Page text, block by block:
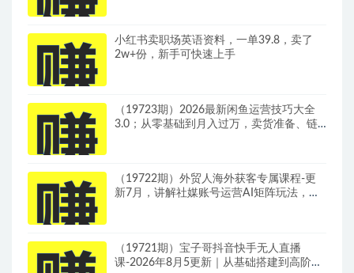
小红书卖职场英语资料，一单39.8，卖了
2w+份，新手可快速上手
（19723期）2026最新闲鱼运营技巧大全
3.0；从零基础到月入过万，卖货准备、链
（19722期）外贸人海外获客专属课程-更
新7月，讲解社媒账号运营AI矩阵玩法，，
（19721期）宝子哥抖音快手无人直播
课-2026年8月5更新｜从基础搭建到高阶起